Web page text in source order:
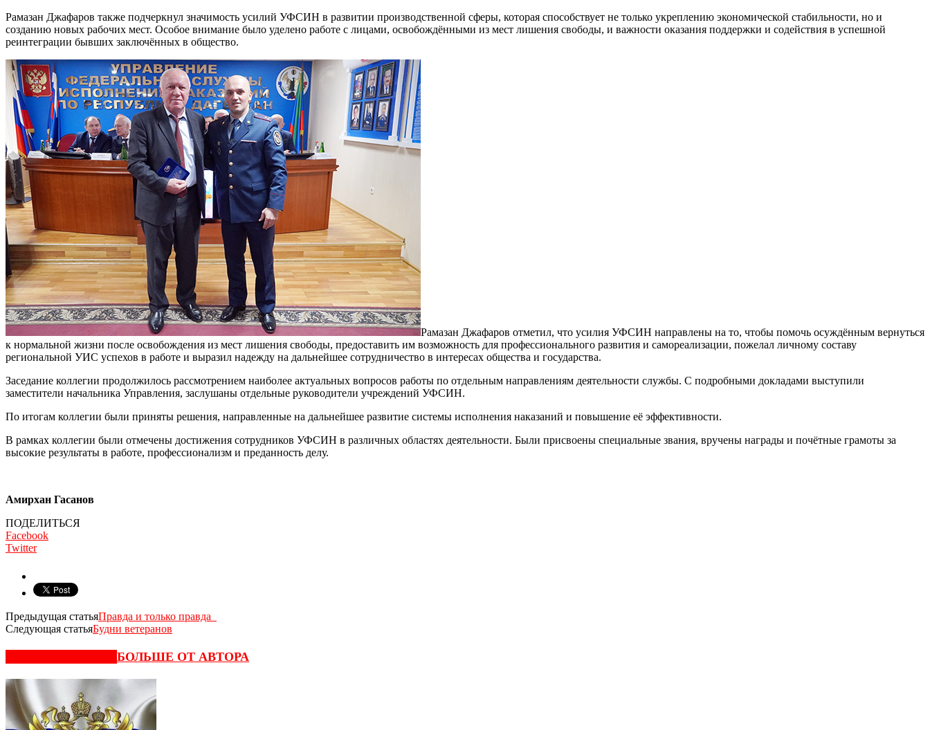
Рамазан Джафаров также подчеркнул значимость усилий УФСИН в развитии производственной сферы, которая способствует не только укреплению экономической стабильности, но и
созданию новых рабочих мест. Особое внимание было уделено работе с лицами, освобождёнными из мест лишения свободы, и важности оказания поддержки и содействия в успешной
реинтеграции бывших заключённых в общество.
Рамазан Джафаров отметил, что усилия УФСИН направлены на то, чтобы помочь осуждённым вернуться
к нормальной жизни после освобождения из мест лишения свободы, предоставить им возможность для профессионального развития и самореализации, пожелал личному составу
региональной УИС успехов в работе и выразил надежду на дальнейшее сотрудничество в интересах общества и государства.
Заседание коллегии продолжилось рассмотрением наиболее актуальных вопросов работы по отдельным направлениям деятельности службы. С подробными докладами выступили
заместители начальника Управления, заслушаны отдельные руководители учреждений УФСИН.
По итогам коллегии были приняты решения, направленные на дальнейшее развитие системы исполнения наказаний и повышение её эффективности.
В рамках коллегии были отмечены достижения сотрудников УФСИН в различных областях деятельности. Были присвоены специальные звания, вручены награды и почётные грамоты за
высокие результаты в работе, профессионализм и преданность делу.
Амирхан Гасанов
ПОДЕЛИТЬСЯ
Facebook
Twitter
Предыдущая статьяПравда и только правда
Следующая статьяБудни ветеранов
БОЛЬШЕ ОТ АВТОРА